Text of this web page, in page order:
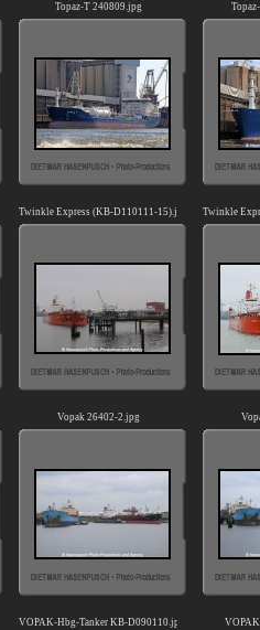
Topaz-T 240809.jpg
Twinkle Express (KB-D110111-15).jpg Twinkle
Vopak 26402-2.jpg
VOPAK-Hbg-Tanker KB-D090110.jpg